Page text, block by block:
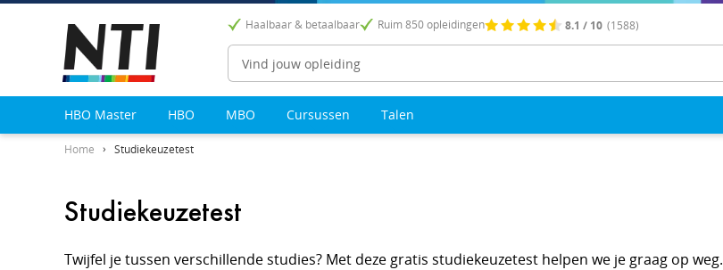
Haalbaar & betaalbaar Ruim 850 opleidingen 8.1 / 10 (1588)
Zoeken
HBO Master HBO MBO Cursussen Talen
Home Studiekeuzetest
Studiekeuzetest
Twijfel je tussen verschillende studies? Met deze gratis studiekeuzetest helpen we je graag op weg.